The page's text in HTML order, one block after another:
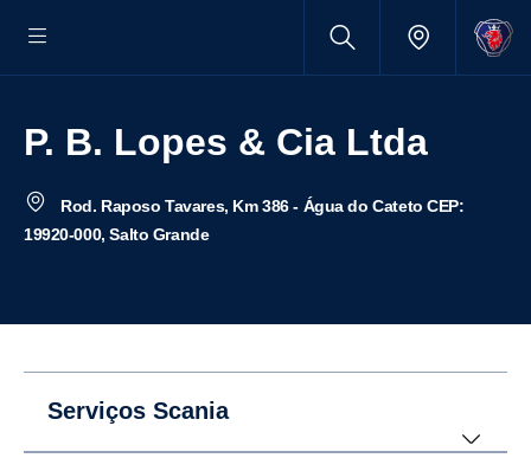
P. B. Lopes & Cia Ltda
Rod. Raposo Tavares, Km 386 - Água do Cateto CEP:
19920-000, Salto Grande
Serviços Scania